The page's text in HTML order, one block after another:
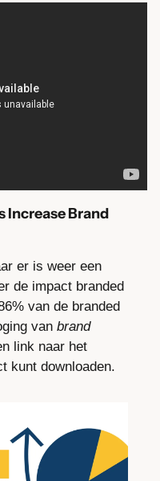
Increase Brand
er is weer een
de impact branded
van de branded
van brand
link naar het
kunt downloaden.